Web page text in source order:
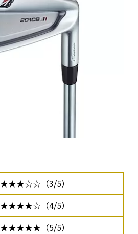
★★★☆☆（3/5）
★★★★☆（4/5）
★★★★★（5/5）